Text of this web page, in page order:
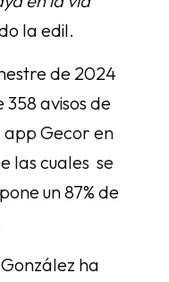
la edil.
de 2024
avisos de
app Gecor en
las cuales se
un 87% de
ha